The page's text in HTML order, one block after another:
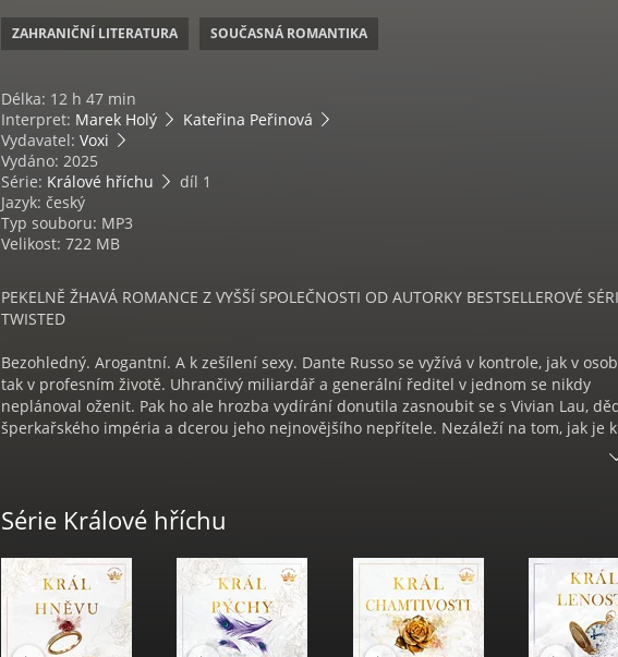
ZAHRANIČNÍ LITERATURA SOUČASNÁ ROMANTIKA
Délka: 12 h 47 min
Interpret: Marek Holý
Kateřina Peřinová
Vydavatel: Voxi
Vydáno: 2025
Série: Králové hříchu
díl 1
Jazyk: český
Typ souboru: MP3
Velikost: 722 MB
PEKELNĚ ŽHAVÁ ROMANCE Z VYŠŠÍ SPOLEČNOSTI OD AUTORKY BESTSELLEROVÉ
TWISTED
Bezohledný. Arogantní. A k zešílení sexy. Dante Russo se vyžívá v kontrole, jak v
tak v profesním životě. Uhrančivý miliardář a generální ředitel v jednom se nikdy
neplánoval oženit. Pak ho ale hrozba vydírání donutila zasnoubit se s Vivian Lau,
šperkařského impéria a dcerou jeho nejnovějšího nepřítele. Nezáleží na tom, jak je
nebo okouzlující. Dante hodlá udělat vše, co je v jeho silách, aby zasnoubení zrušil.
Audiokniha Král hněvu, autorka Ana Huang, čtou Kateřina Peřinová a Marek Holý.
Série Králové hříchu